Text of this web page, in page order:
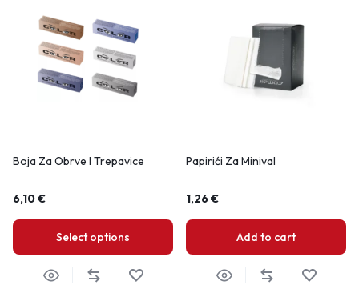
Boja Za Obrve I Trepavice
6,10€
Select options
Papirići Za Minival
1,26€
Add to cart